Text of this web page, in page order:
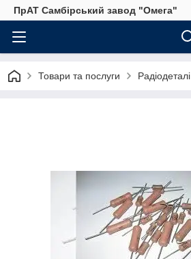
ПрАТ Самбірський завод "Омега"
Товари та послуги Радіодеталі